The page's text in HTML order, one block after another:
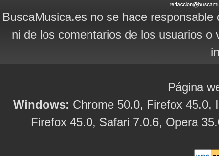
BuscaMusica.es no se hace
ni de los comentarios de los usuarios
Página
Windows: Chrome 50.0, Firefox 45.0,
Firefox 45.0, Safari 7.0.6, Opera